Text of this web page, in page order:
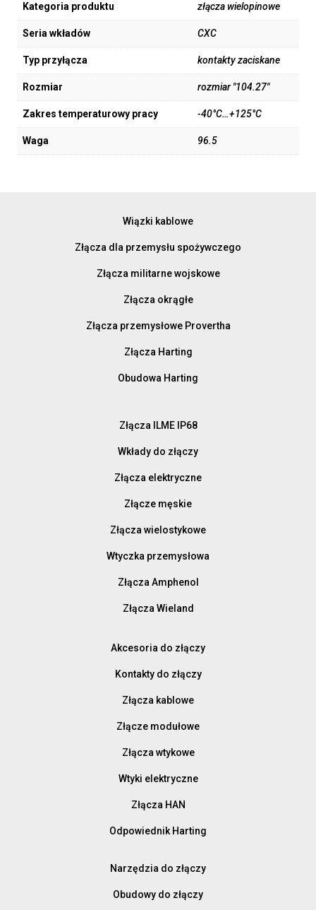
Kategoria produktu złącza wielopinowe
Seria wkładów CXC
Typ przyłącza kontakty zaciskane
Rozmiar rozmiar "104.27"
Zakres temperaturowy pracy -40°C…+125°C
Waga 96.5
Wiązki kablowe
Złącza dla przemysłu spożywczego
Złącza militarne wojskowe
Złącza okrągłe
Złącza przemysłowe Provertha
Złącza Harting
Obudowa Harting
Złącza ILME IP68
Wkłady do złączy
Złącza elektryczne
Złącze męskie
Złącza wielostykowe
Wtyczka przemysłowa
Złącza Amphenol
Złącza Wieland
Akcesoria do złączy
Kontakty do złączy
Złącza kablowe
Złącze modułowe
Złącza wtykowe
Wtyki elektryczne
Złącza HAN
Odpowiednik Harting
Narzędzia do złączy
Obudowy do złączy